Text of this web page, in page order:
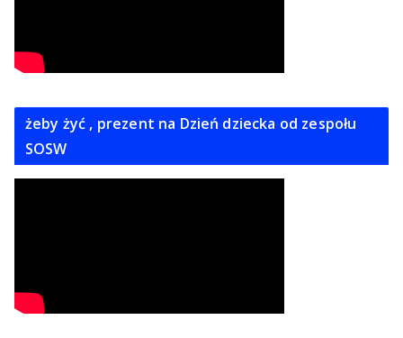
żeby żyć , prezent na Dzień dziecka od zespołu
SOSW